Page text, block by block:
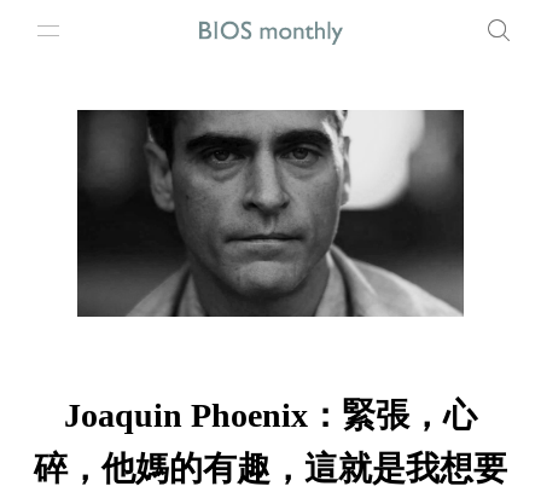
Joaquin Phoenix：緊張，心
碎，他媽的有趣，這就是我想要